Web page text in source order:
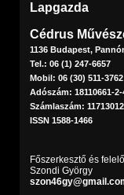
Lapgazda
Cédrus
1136 Budapest,
Tel.: 06 (1) 247-6657
Mobil: 06 (30) 511-3762
Adószám: 18110661-2-
Számlaszám:
ISSN 1588-1466
Főszerkesztő és
Szondi György